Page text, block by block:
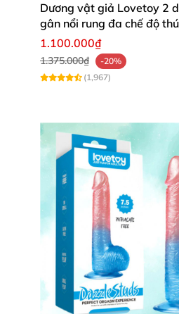
Dương vật giả Lovetoy 2
gân nổi rung đa chế độ
1.100.000₫
1.375.000₫
-20%
(1,967)